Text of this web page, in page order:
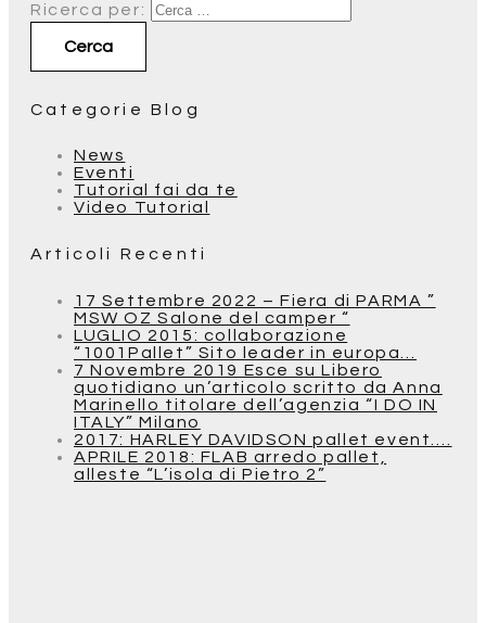
Ricerca per:
Categorie Blog
News
Eventi
Tutorial fai da te
Video Tutorial
Articoli Recenti
17 Settembre 2022 – Fiera di PARMA ”
MSW OZ Salone del camper “
LUGLIO 2015: collaborazione
“1001Pallet” Sito leader in europa…
7 Novembre 2019 Esce su Libero
quotidiano un’articolo scritto da Anna
Marinello titolare dell’agenzia “I DO IN
ITALY” Milano
2017: HARLEY DAVIDSON pallet event….
APRILE 2018: FLAB arredo pallet,
alleste “L’isola di Pietro 2”